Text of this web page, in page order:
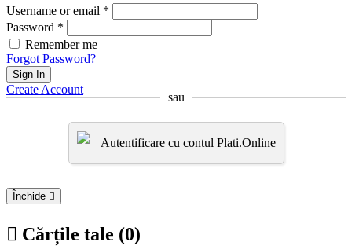
Username or email *
Password *
Remember me
Forgot Password?
Sign In
Create Account
sau
Autentificare cu contul Plati.Online
Închide
Cărțile tale (0)